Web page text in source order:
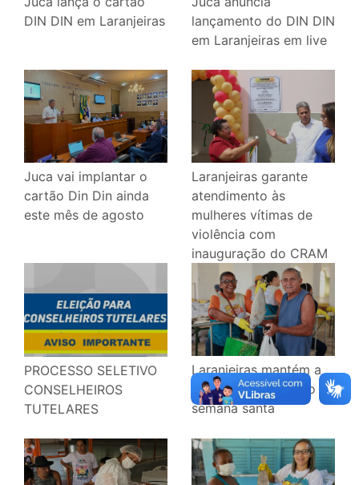
DIN DIN em Laranjeiras
lançamento do DIN DIN
em Laranjeiras em live
Juca vai implantar o
cartão Din Din ainda
este mês de agosto
Laranjeiras garante
atendimento às
mulheres vítimas de
violência com
inauguração do CRAM
PROCESSO SELETIVO
CONSELHEIROS
TUTELARES
Laranjeiras mantém a
tradição e entrega o kit
semana santa